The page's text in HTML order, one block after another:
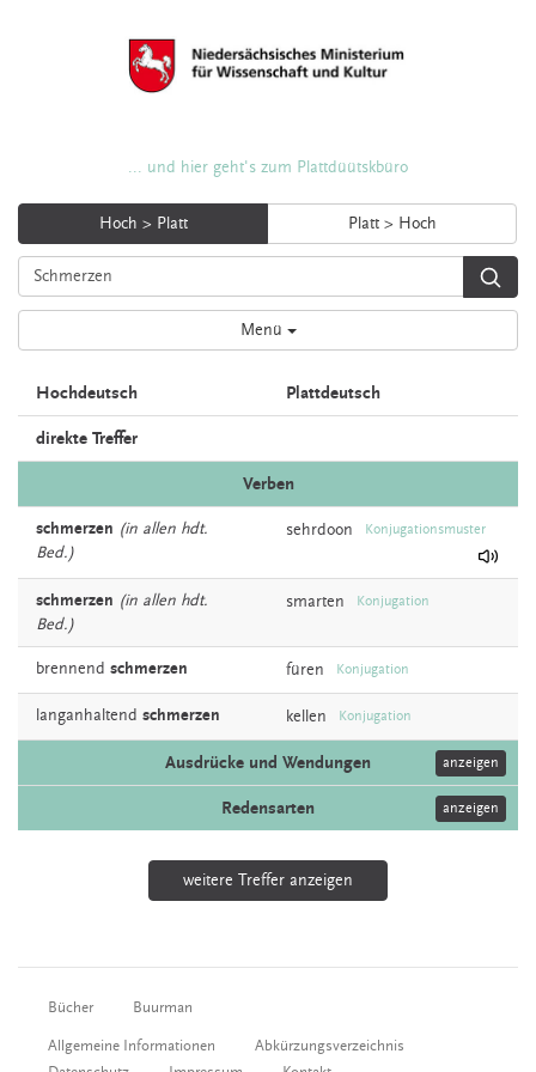
... und hier geht's zum Plattdüütskbüro
Hoch > Platt Platt > Hoch
Menü
Hochdeutsch Plattdeutsch
direkte Treffer
Verben
schmerzen (in allen hdt.
Bed.)
sehrdoon Konjugationsmuster
schmerzen (in allen hdt.
Bed.)
smarten Konjugation
brennend schmerzen füren Konjugation
langanhaltend schmerzen kellen Konjugation
Ausdrücke und Wendungen anzeigen
Redensarten anzeigen
weitere Treffer anzeigen
Bücher Buurman
Allgemeine Informationen
Abkürzungsverzeichnis